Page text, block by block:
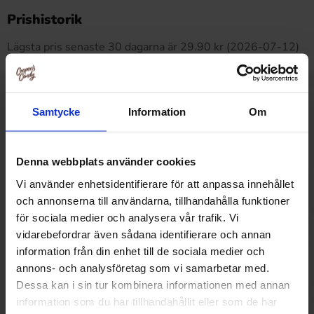
Samtycke Information Om
Denna webbplats använder cookies
Vi använder enhetsidentifierare för att anpassa innehållet
och annonserna till användarna, tillhandahålla funktioner
för sociala medier och analysera vår trafik. Vi
vidarebefordrar även sådana identifierare och annan
information från din enhet till de sociala medier och
annons- och analysföretag som vi samarbetar med.
Dessa kan i sin tur kombinera informationen med annan
information som du har tillhandahållit eller som de har
Prishistorik
Lägsta pris senaste 30 dagarna är 29.90 kr (2026-07-12)
Relaterade produkter